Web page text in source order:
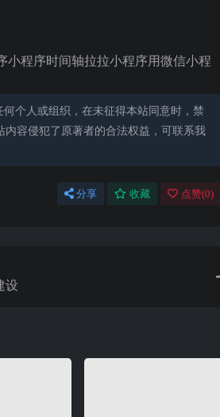
程序时间轴拉拉小程序用微信小程
个人或组织，在未征得本站同意时，禁
容侵犯了原著者的合法权益，可联系我
分享 收藏 点赞(0)
设